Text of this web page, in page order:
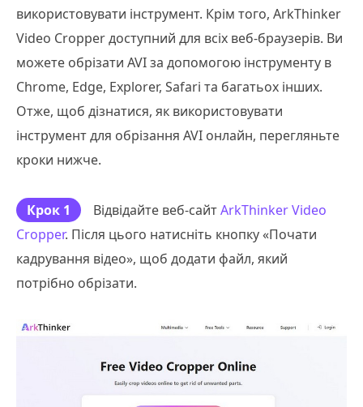
використовувати інструмент. Крім того, ArkThinker
Video Cropper доступний для всіх веб-браузерів. Ви
можете обрізати AVI за допомогою інструменту в
Chrome, Edge, Explorer, Safari та багатьох інших.
Отже, щоб дізнатися, як використовувати
інструмент для обрізання AVI онлайн, перегляньте
кроки нижче.
Крок 1 Відвідайте веб-сайтArkThinker Video
Cropper. Після цього натисніть кнопку «Почати
кадрування відео», щоб додати файл, який
потрібно обрізати.